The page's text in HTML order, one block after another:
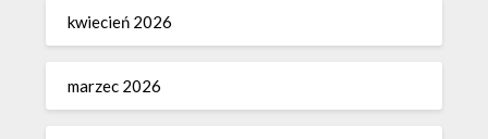
kwiecień 2026
marzec 2026